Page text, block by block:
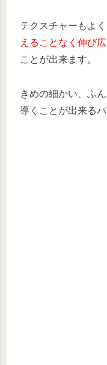
テクスチャーもよく
えることなく伸び
ことが出来ます。
きめの細かい、ふ
導くことが出来る